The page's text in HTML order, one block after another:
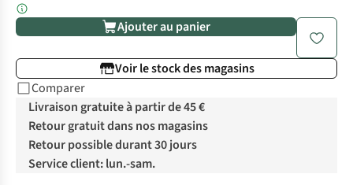
Ajouter au panier
Voir le stock des magasins
Comparer
Livraison gratuite à partir de 45 €
Retour gratuit dans nos magasins
Retour possible durant 30 jours
Service client: lun.-sam.